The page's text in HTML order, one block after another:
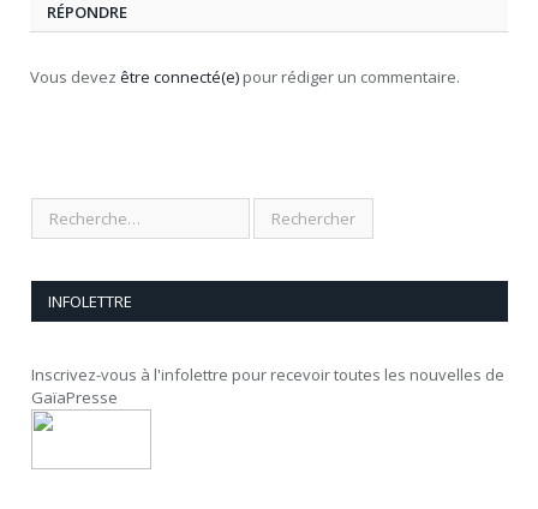
RÉPONDRE
Vous devez être connecté(e) pour rédiger un commentaire.
INFOLETTRE
Inscrivez-vous à l'infolettre pour recevoir toutes les nouvelles de
GaïaPresse